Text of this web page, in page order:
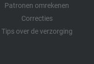
Patronen omrekenen
Correcties
Tips over de verzorging